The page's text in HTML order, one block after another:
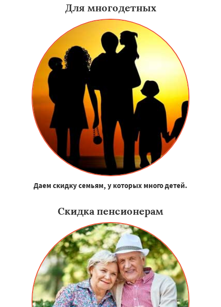
Для многодетных
Даем скидку семьям, у которых много детей.
Скидка пенсионерам